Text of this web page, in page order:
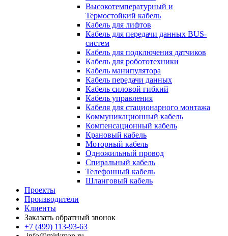
Высокотемпературный и
Термостойкий кабель
Кабель для лифтов
Кабель для передачи данных BUS-
систем
Кабель для подключения датчиков
Кабель для робототехники
Кабель манипулятора
Кабель передачи данных
Кабель силовой гибкий
Кабель управления
Кабеля для стационарного монтажа
Коммуникационный кабель
Компенсационный кабель
Крановый кабель
Моторный кабель
Одножильный провод
Спиральный кабель
Телефонный кабель
Шланговый кабель
Проекты
Производители
Клиенты
Заказать обратный звонок
+7 (499) 113-93-63